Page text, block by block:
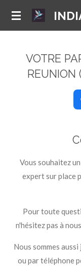
Passer
principalVOTRE
REUNION
Vous souhaitez
expert sur place
Pour toute
n'hésitez pas à
Nous sommes
ou par téléphone